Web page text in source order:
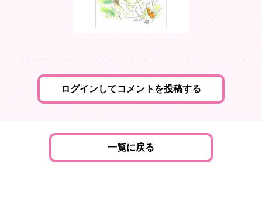
ログインしてコメントを投稿する
一覧に戻る